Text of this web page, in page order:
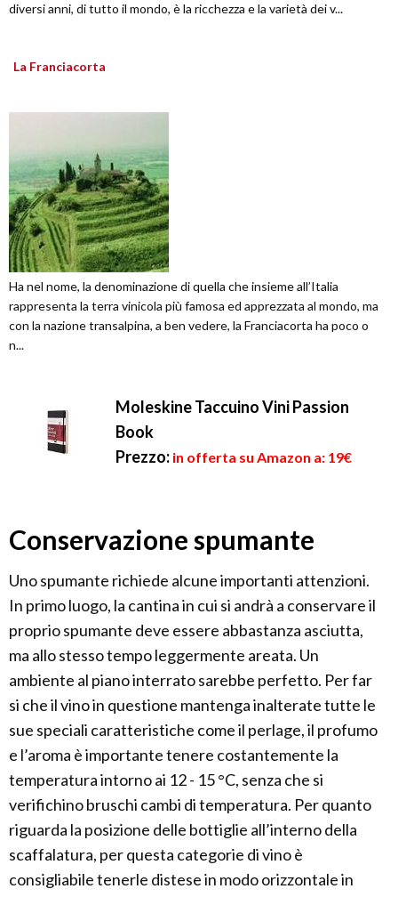
diversi anni, di tutto il mondo, è la ricchezza e la varietà dei v...
La Franciacorta
Ha nel nome, la denominazione di quella che insieme all’Italia
rappresenta la terra vinicola più famosa ed apprezzata al mondo, ma
con la nazione transalpina, a ben vedere, la Franciacorta ha poco o
n...
Moleskine Taccuino Vini Passion
Book
Prezzo: in offerta su Amazon a: 19€
Conservazione spumante
Uno spumante richiede alcune importanti attenzioni.
In primo luogo, la cantina in cui si andrà a conservare il
proprio spumante deve essere abbastanza asciutta,
ma allo stesso tempo leggermente areata. Un
ambiente al piano interrato sarebbe perfetto. Per far
si che il vino in questione mantenga inalterate tutte le
sue speciali caratteristiche come il perlage, il profumo
e l’aroma è importante tenere costantemente la
temperatura intorno ai 12 - 15 °C, senza che si
verifichino bruschi cambi di temperatura. Per quanto
riguarda la posizione delle bottiglie all’interno della
scaffalatura, per questa categorie di vino è
consigliabile tenerle distese in modo orizzontale in